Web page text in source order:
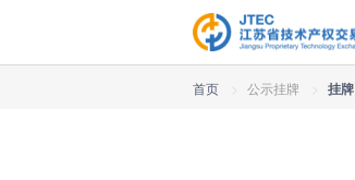
首页 公示挂牌 挂牌